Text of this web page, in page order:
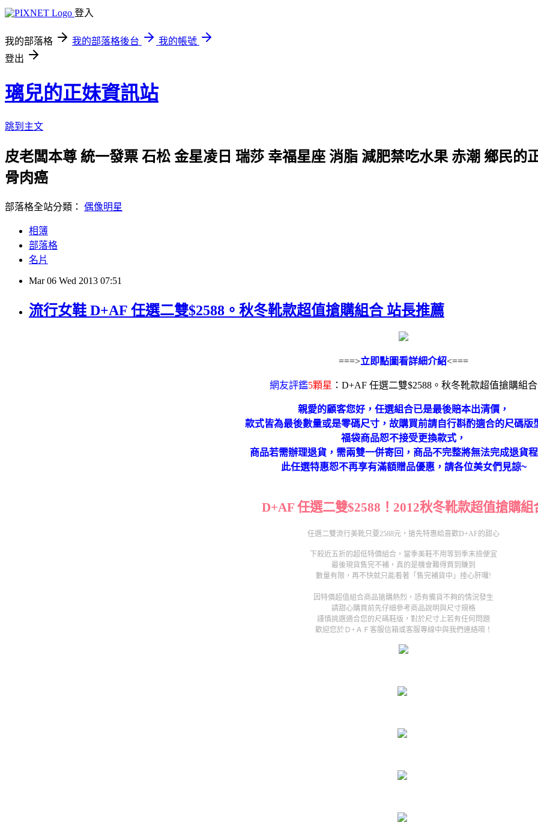
登入
我的部落格 我的部落格後台
我的帳號
登出
璃兒的正妹資訊站
跳到主文
皮老闆本尊 統一發票 石松 金星凌日 瑞莎 幸福星座 消脂 減肥禁吃水果 赤潮 鄉民的
骨肉癌
部落格全站分類： 偶像明星
相簿
部落格
名片
Mar 06 Wed 2013 07:51
流行女鞋 D+AF 任選二雙$2588。秋冬靴款超值搶購組合 站長推薦
===>立即點圖看詳細介紹<===
網友評鑑5顆星 ：D+AF 任選二雙$2588。秋冬靴款超值搶購組合
親愛的顧客您好，任選組合已是最後賠本出清價，
款式皆為最後數量或是零碼尺寸，故購買前請自行斟酌適合的尺碼版
福袋商品恕不接受更換款式，
商品若需辦理退貨，需兩雙一併寄回，商品不完整將無法完成退貨程
此任選特惠恕不再享有滿額贈品優惠，請各位美女們見諒~
D+AF 任選二雙$2588！2012秋冬靴款超值搶購組
任選二雙流行美靴只要2588元，搶先特惠給喜歡D+AF的甜心
下殺近五折的超低特價組合，當季美鞋不用等到季末撿便宜
最後現貨售完不補，真的是機會難得買到賺到
數量有限，再不快就只能看著「售完補貨中」捶心肝囉!
因特價超值組合商品搶購熱烈，恐有備貨不夠的情況發生
請甜心購買前先仔細參考商品說明與尺寸規格
謹慎挑選適合您的尺碼鞋版，對於尺寸上若有任何問題
歡迎您於Ｄ+ＡＦ客服信箱或客服專線中與我們連絡唷！